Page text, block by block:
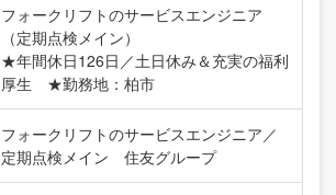
フォークリフトのサービスエンジニア
（定期点検メイン）
★年間休日126日／土日休み＆充実の福利
厚生 ★勤務地：柏市
フォークリフトのサービスエンジニア／
定期点検メイン 住友グループ